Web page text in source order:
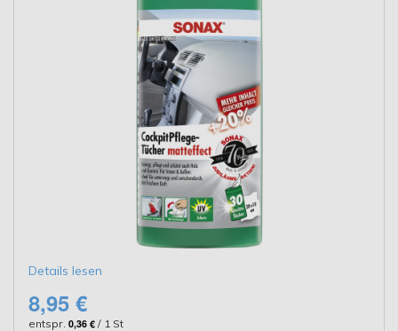
Details lesen
8,95 €
entspr. 0,36 € / 1 St